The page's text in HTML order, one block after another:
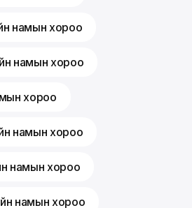
намын хороо
намын хороо
хороо
намын хороо
намын хороо
намын хороо